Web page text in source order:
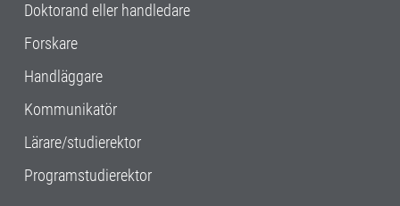
Doktorand eller handledare
Forskare
Handläggare
Kommunikatör
Lärare/studierektor
Programstudierektor